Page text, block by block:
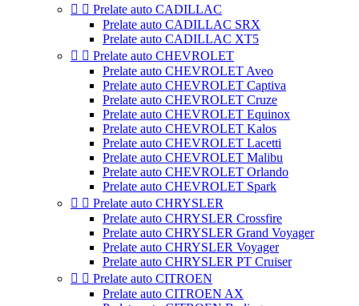
  Prelate auto CADILLAC
Prelate auto CADILLAC SRX
Prelate auto CADILLAC XT5
  Prelate auto CHEVROLET
Prelate auto CHEVROLET Aveo
Prelate auto CHEVROLET Captiva
Prelate auto CHEVROLET Cruze
Prelate auto CHEVROLET Equinox
Prelate auto CHEVROLET Kalos
Prelate auto CHEVROLET Lacetti
Prelate auto CHEVROLET Malibu
Prelate auto CHEVROLET Orlando
Prelate auto CHEVROLET Spark
  Prelate auto CHRYSLER
Prelate auto CHRYSLER Crossfire
Prelate auto CHRYSLER Grand Voyager
Prelate auto CHRYSLER Voyager
Prelate auto CHRYSLER PT Cruiser
  Prelate auto CITROEN
Prelate auto CITROEN AX